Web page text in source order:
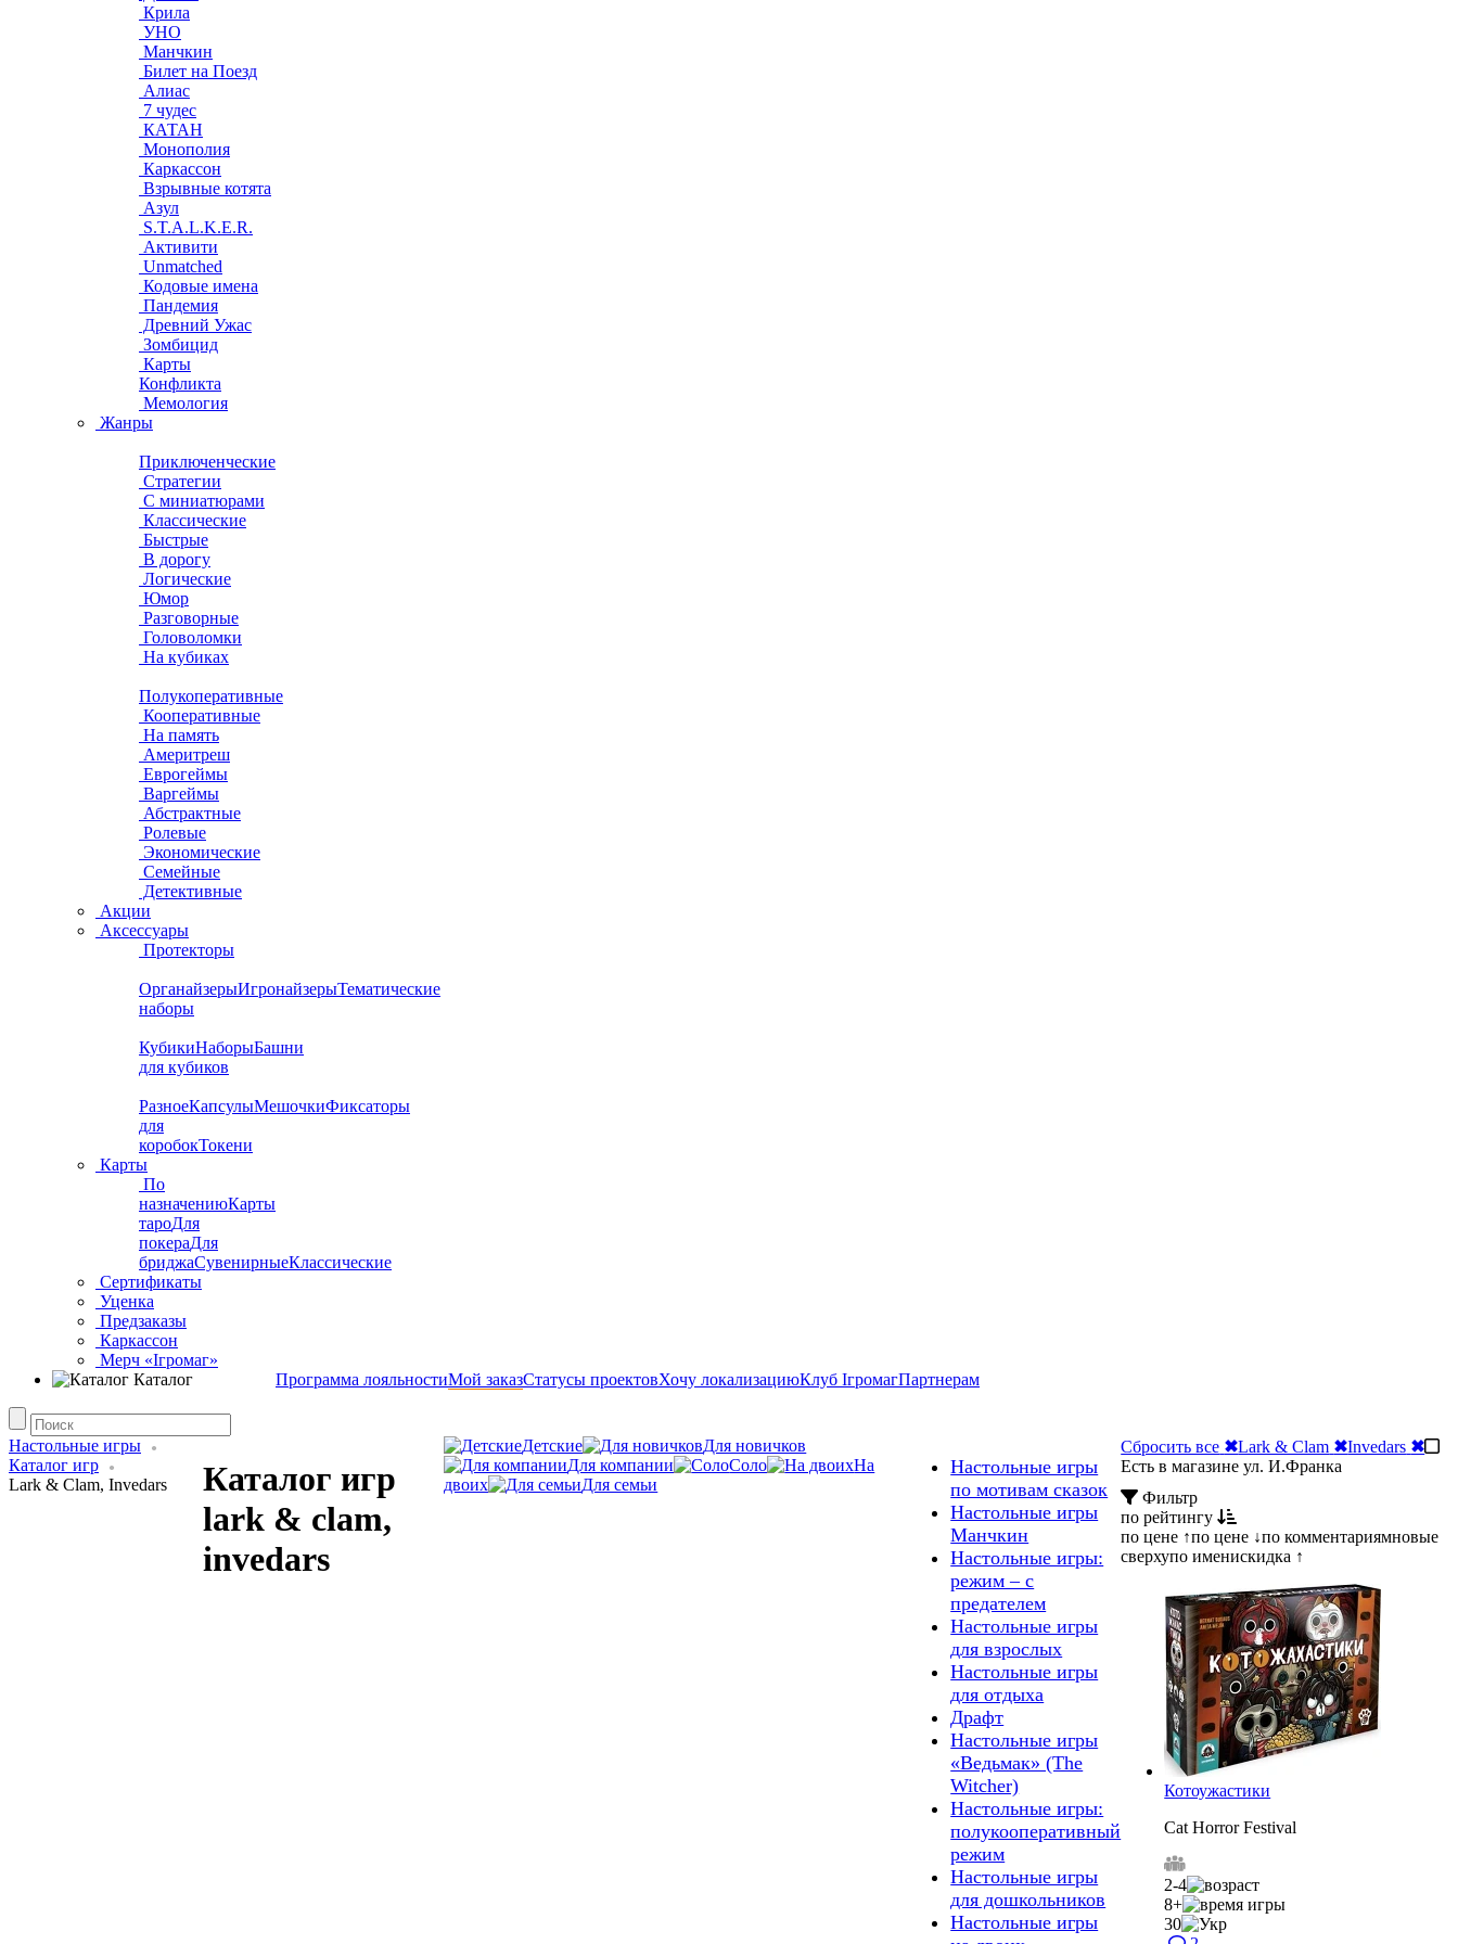
Крила
УНО
Манчкин
Билет на Поезд
Алиас
7 чудес
КАТАН
Монополия
Каркассон
Взрывные котята
Азул
S.T.A.L.K.E.R.
Активити
Unmatched
Кодовые имена
Пандемия
Древний Ужас
Зомбицид
Карты
Конфликта
Мемология
Жанры
Приключенческие
Стратегии
С миниатюрами
Классические
Быстрые
В дорогу
Логические
Юмор
Разговорные
Головоломки
На кубиках
Полукоперативные
Кооперативные
На память
Америтреш
Еврогеймы
Варгеймы
Абстрактные
Ролевые
Экономические
Семейные
Детективные
Акции
Аксессуары
Протекторы
ОрганайзерыИгронайзерыТематические
наборы
КубикиНаборыБашни
для кубиков
РазноеКапсулыМешочкиФиксаторы
для
коробокТокени
Карты
По
назначениюКарты
тароДля
покераДля
бриджаСувенирныеКлассические
Сертификаты
Уценка
Предзаказы
Каркассон
Мерч «Ігромаг»
Каталог
Программа лояльностиМой заказСтатусы проектовХочу локализациюКлуб ІгромагПартнерам
Настольные игры
Каталог игр
Lark & Clam, Invedars
Каталог игр
lark & clam,
invedars
Детские
Для новичков
Для компании
Соло
На
двоих
Для семьи
Настольные игры
по мотивам сказок
Настольные игры
Манчкин
Настольные игры:
режим – с
предателем
Настольные игры
для взрослых
Настольные игры
для отдыха
Драфт
Настольные игры
«Ведьмак» (The
Witcher)
Настольные игры:
полукооперативный
режим
Настольные игры
для дошкольников
Настольные игры
Сбросить все ✖Lark & Clam ✖Invedars ✖
Есть в магазине ул. И.Франка
Фильтр
по рейтингу
по цене ↑по цене ↓по комментариямновые
сверхупо именискидка ↑
Котоужастики
Cat Horror Festival
2-4
8+
30